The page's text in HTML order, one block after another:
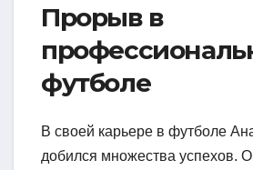
Прорыв в
футболе
В своей карьере в футболе
добился множества успехов.